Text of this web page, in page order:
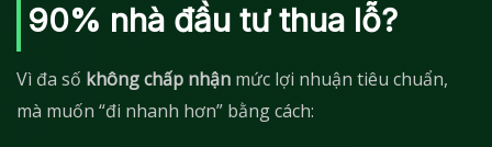
90% nhà đầu tư thua lỗ?
Vì đa số không chấp nhận mức lợi nhuận tiêu chuẩn,
mà muốn “đi nhanh hơn” bằng cách: